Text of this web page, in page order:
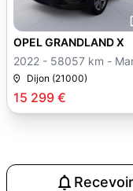
15 299 €
OPEL GRANDLAND X
2022 -
Dijon (21000)